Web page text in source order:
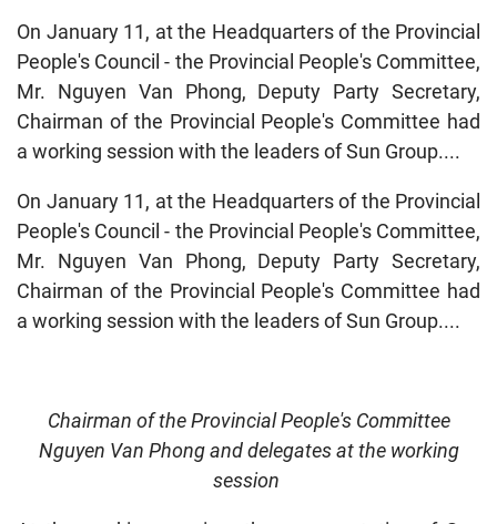
On January 11, at the Headquarters of the Provincial
People's Council - the Provincial People's Committee,
Mr. Nguyen Van Phong, Deputy Party Secretary,
Chairman of the Provincial People's Committee had
a working session with the leaders of Sun Group....
On January 11, at the Headquarters of the Provincial
People's Council - the Provincial People's Committee,
Mr. Nguyen Van Phong, Deputy Party Secretary,
Chairman of the Provincial People's Committee had
a working session with the leaders of Sun Group....
Chairman of the Provincial People's Committee
Nguyen Van Phong and delegates at the working
session